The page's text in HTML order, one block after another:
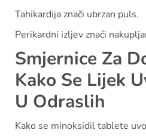
Tahikardija znači ubrzan puls.
Perikardni izljev znači
Smjernice Za
Kako Se Lijek
U Odraslih
Kako se minoksidil tablete